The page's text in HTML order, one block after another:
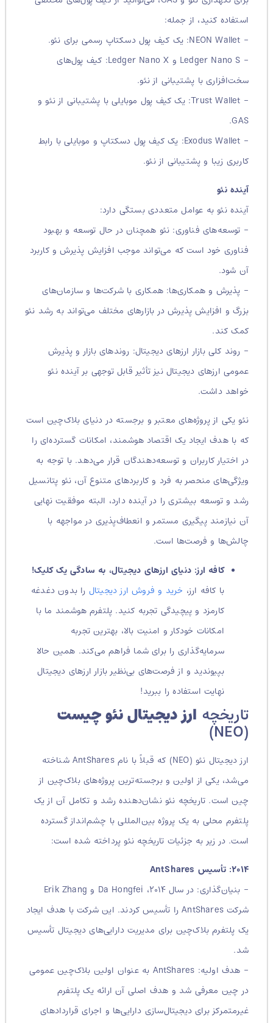
استفاده کنید، از جمله:
– Ledger Nano S و Ledger Nano X: کیف پول‌های
سخت‌افزاری با پشتیبانی از نئو.
– Trust Wallet: یک کیف پول موبایلی با پشتیبانی از نئو و
– Exodus Wallet: یک کیف پول دسکتاپ و موبایلی با رابط
کاربری زیبا و پشتیبانی از نئو.
آینده نئو
آینده نئو به عوامل متعددی بستگی دارد:
– توسعه‌های فناوری: نئو همچنان در حال توسعه و بهبود
فناوری خود است که می‌تواند موجب افزایش پذیرش و کاربرد
آن شود.
– پذیرش و همکاری‌ها: همکاری با شرکت‌ها و سازمان‌های
بزرگ و افزایش پذیرش در بازارهای مختلف می‌تواند به رشد نئو
کمک کند.
– روند کلی بازار ارزهای دیجیتال: روندهای بازار و پذیرش
عمومی ارزهای دیجیتال نیز تأثیر قابل توجهی بر آینده نئو
خواهد داشت.
نئو یکی از پروژه‌های معتبر و برجسته در دنیای بلاک‌چین است
که با هدف ایجاد یک اقتصاد هوشمند، امکانات گسترده‌ای را
در اختیار کاربران و توسعه‌دهندگان قرار می‌دهد. با توجه به
ویژگی‌های منحصر به فرد و کاربردهای متنوع آن، نئو پتانسیل
رشد و توسعه بیشتری را در آینده دارد، البته موفقیت نهایی
آن نیازمند پیگیری مستمر و انعطاف‌پذیری در مواجهه با
چالش‌ها و فرصت‌ها است.
کافه ارز: دنیای ارزهای دیجیتال، به سادگی یک کلیک!
با کافه ارز،خرید و فروش ارز دیجیتالرا بدون دغدغه
کارمزد و پیچیدگی تجربه کنید. پلتفرم هوشمند ما با
امکانات خودکار و امنیت بالا، بهترین تجربه
سرمایه‌گذاری را برای شما فراهم می‌کند. همین حالا
بپیوندید و از فرصت‌های بی‌نظیر بازار ارزهای دیجیتال
نهایت استفاده را ببرید!
تاریخچهارز دیجیتال نئو چیست
ارز دیجیتال نئو (NEO) که قبلاً با نام AntShares شناخته
می‌شد، یکی از اولین و برجسته‌ترین پروژه‌های بلاک‌چین از
چین است. تاریخچه نئو نشان‌دهنده رشد و تکامل آن از یک
پلتفرم محلی به یک پروژه بین‌المللی با چشم‌انداز گسترده
است. در زیر به جزئیات تاریخچه نئو پرداخته شده است:
– بنیان‌گذاری: در سال ۲۰۱۴، Da Hongfei و Erik Zhang
شرکت AntShares را تأسیس کردند. این شرکت با هدف ایجاد
یک پلتفرم بلاک‌چین برای مدیریت دارایی‌های دیجیتال تأسیس
– هدف اولیه: AntShares به عنوان اولین بلاک‌چین عمومی
در چین معرفی شد و هدف اصلی آن ارائه یک پلتفرم
غیرمتمرکز برای دیجیتال‌سازی دارایی‌ها و اجرای قراردادهای